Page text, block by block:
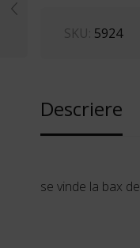
SKU: 5924
Descriere
se vinde la bax